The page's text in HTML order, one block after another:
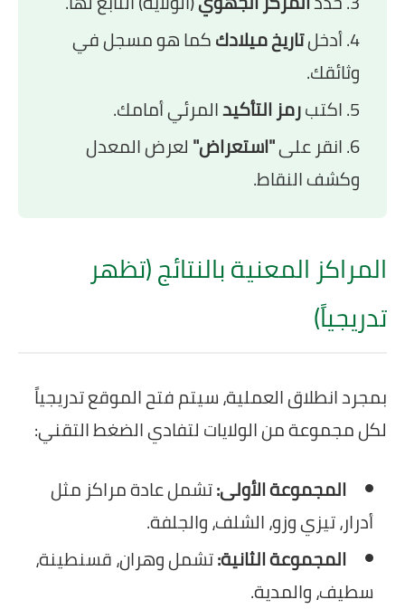
أدخلتاريخ ميلادككما هو مسجل في
وثائقك.
اكتبرمز التأكيدالمرئي أمامك.
انقر على"استعراض"لعرض المعدل
وكشف النقاط.
المراكز المعنية بالنتائج (تظهر
تدريجياً)
بمجرد انطلاق العملية، سيتم فتح الموقع تدريجياً
لكل مجموعة من الولايات لتفادي الضغط التقني:
المجموعة الأولى:تشمل عادة مراكز مثل
أدرار، تيزي وزو، الشلف، والجلفة.
المجموعة الثانية:تشمل وهران، قسنطينة،
سطيف، والمدية.